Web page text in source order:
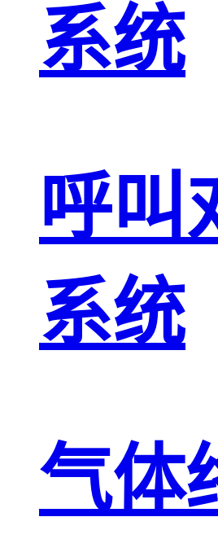
系统
呼叫
系统
气体